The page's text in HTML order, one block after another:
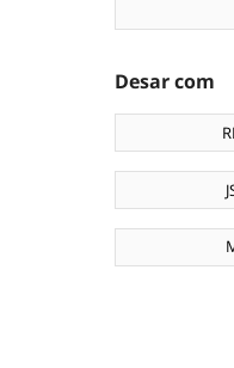
Desar com